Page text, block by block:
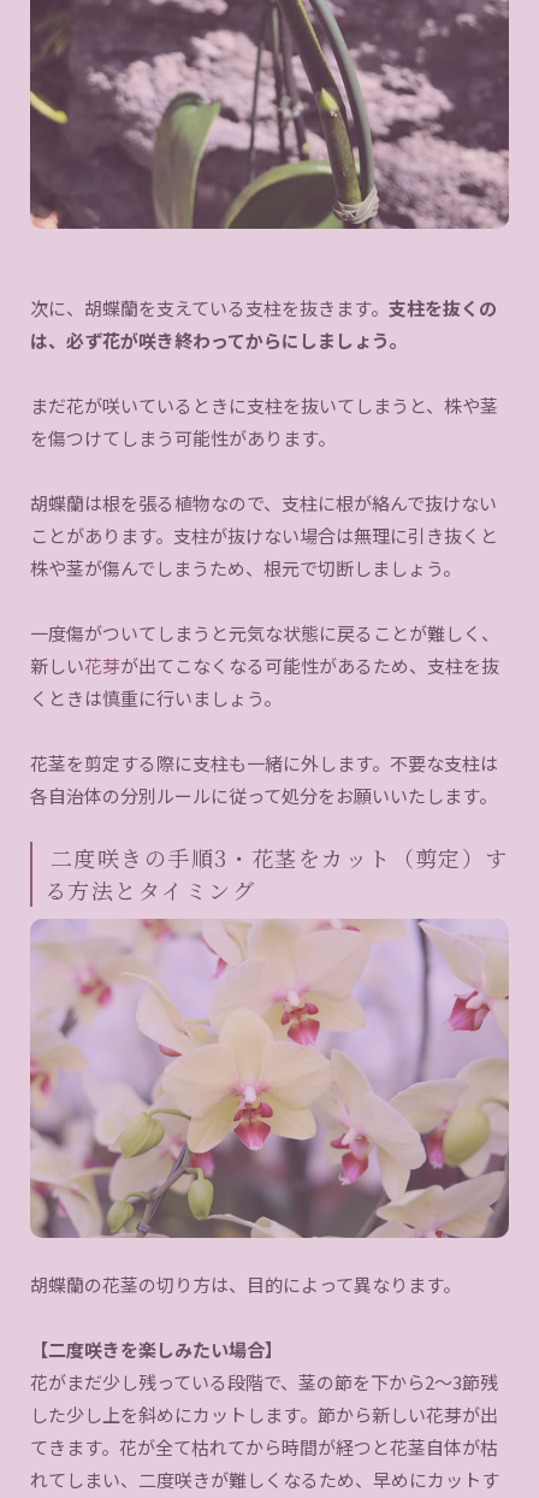
次に、胡蝶蘭を支えている支柱を抜きます。 支柱を抜くの
は、必ず花が咲き終わってからにしましょう。
まだ花が咲いているときに支柱を抜いてしまうと、株や茎
を傷つけてしまう可能性があります。
胡蝶蘭は根を張る植物なので、支柱に根が絡んで抜けない
ことがあります。支柱が抜けない場合は無理に引き抜くと
株や茎が傷んでしまうため、根元で切断しましょう。
一度傷がついてしまうと元気な状態に戻ることが難しく、
新しい花芽が出てこなくなる可能性があるため、支柱を抜
くときは慎重に行いましょう。
花茎を剪定する際に支柱も一緒に外します。不要な支柱は
各自治体の分別ルールに従って処分をお願いいたします。
二度咲きの手順3・花茎をカット（剪定）す
る方法とタイミング
胡蝶蘭の花茎の切り方は、目的によって異なります。
【二度咲きを楽しみたい場合】
花がまだ少し残っている段階で、茎の節を下から2〜3節残
した少し上を斜めにカットします。節から新しい花芽が出
てきます。花が全て枯れてから時間が経つと花茎自体が枯
れてしまい、二度咲きが難しくなるため、早めにカットす